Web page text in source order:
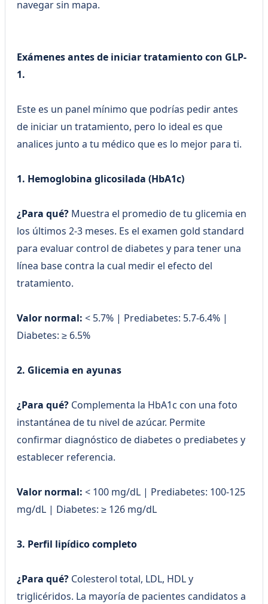
navegar sin mapa.
Exámenes antes de iniciar tratamiento con GLP-
1.
Este es un panel mínimo que podrías pedir antes
de iniciar un tratamiento, pero lo ideal es que
analices junto a tu médico que es lo mejor para ti.
1. Hemoglobina glicosilada (HbA1c)
¿Para qué? Muestra el promedio de tu glicemia en
los últimos 2-3 meses. Es el examen gold standard
para evaluar control de diabetes y para tener una
línea base contra la cual medir el efecto del
tratamiento.
Valor normal: < 5.7% | Prediabetes: 5.7-6.4% |
Diabetes: ≥ 6.5%
2. Glicemia en ayunas
¿Para qué? Complementa la HbA1c con una foto
instantánea de tu nivel de azúcar. Permite
confirmar diagnóstico de diabetes o prediabetes y
establecer referencia.
Valor normal: < 100 mg/dL | Prediabetes: 100-125
mg/dL | Diabetes: ≥ 126 mg/dL
3. Perfil lipídico completo
¿Para qué? Colesterol total, LDL, HDL y
triglicéridos. La mayoría de pacientes candidatos a